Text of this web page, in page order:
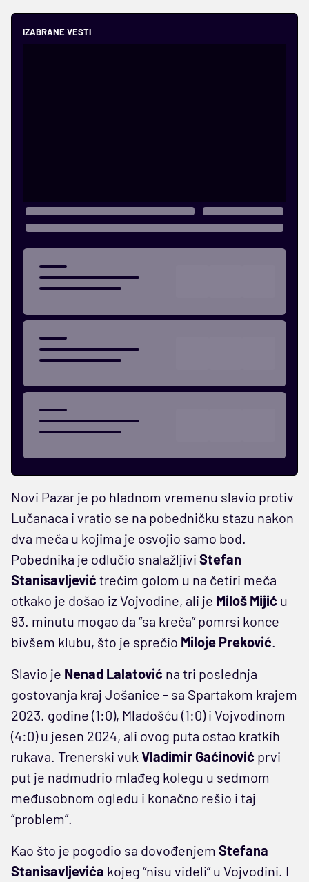
IZABRANE VESTI
Novi Pazar je po hladnom vremenu slavio protiv
Lučanaca i vratio se na pobedničku stazu nakon
dva meča u kojima je osvojio samo bod.
Pobednika je odlučio snalažljivi Stefan
Stanisavljević trećim golom u na četiri meča
otkako je došao iz Vojvodine, ali je Miloš Mijić u
93. minutu mogao da “sa kreča” pomrsi konce
bivšem klubu, što je sprečio Miloje Preković.
Slavio je Nenad Lalatović na tri poslednja
gostovanja kraj Jošanice - sa Spartakom krajem
2023. godine (1:0), Mladošću (1:0) i Vojvodinom
(4:0) u jesen 2024, ali ovog puta ostao kratkih
rukava. Trenerski vuk Vladimir Gaćinović prvi
put je nadmudrio mlađeg kolegu u sedmom
međusobnom ogledu i konačno rešio i taj
“problem”.
Kao što je pogodio sa dovođenjem Stefana
Stanisavljevića kojeg “nisu videli” u Vojvodini. I